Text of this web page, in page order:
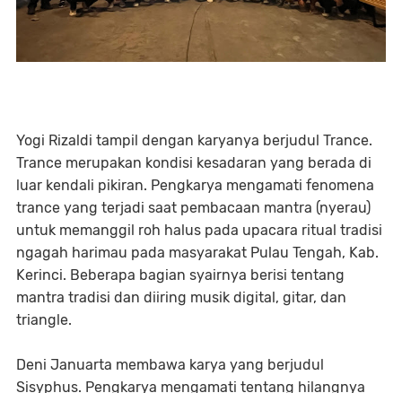
Yogi Rizaldi tampil dengan karyanya berjudul Trance.
Trance merupakan kondisi kesadaran yang berada di
luar kendali pikiran. Pengkarya mengamati fenomena
trance yang terjadi saat pembacaan mantra (nyerau)
untuk memanggil roh halus pada upacara ritual tradisi
ngagah harimau pada masyarakat Pulau Tengah, Kab.
Kerinci. Beberapa bagian syairnya berisi tentang
mantra tradisi dan diiring musik digital, gitar, dan
triangle.
Deni Januarta membawa karya yang berjudul
Sisyphus. Pengkarya mengamati tentang hilangnya